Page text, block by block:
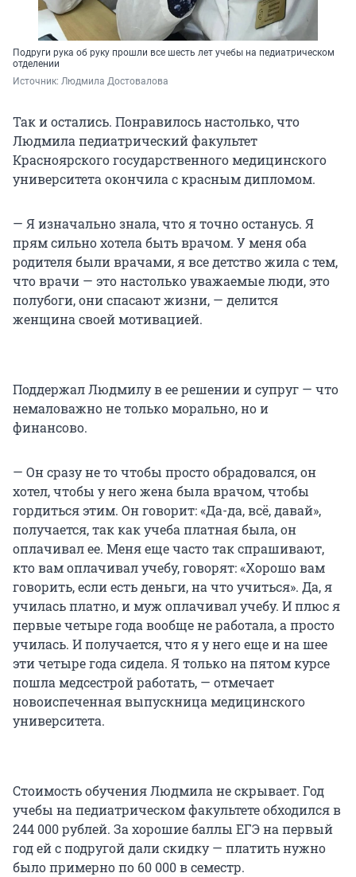
Подруги рука об руку прошли все шесть лет учебы на педиатрическом
отделении
Источник: Людмила Достовалова
Так и остались. Понравилось настолько, что
Людмила педиатрический факультет
Красноярского государственного медицинского
университета окончила с красным дипломом.
— Я изначально знала, что я точно останусь. Я
прям сильно хотела быть врачом. У меня оба
родителя были врачами, я все детство жила с тем,
что врачи — это настолько уважаемые люди, это
полубоги, они спасают жизни, — делится
женщина своей мотивацией.
Поддержал Людмилу в ее решении и супруг — что
немаловажно не только морально, но и
финансово.
— Он сразу не то чтобы просто обрадовался, он
хотел, чтобы у него жена была врачом, чтобы
гордиться этим. Он говорит: «Да-да, всё, давай»,
получается, так как учеба платная была, он
оплачивал ее. Меня еще часто так спрашивают,
кто вам оплачивал учебу, говорят: «Хорошо вам
говорить, если есть деньги, на что учиться». Да, я
училась платно, и муж оплачивал учебу. И плюс я
первые четыре года вообще не работала, а просто
училась. И получается, что я у него еще и на шее
эти четыре года сидела. Я только на пятом курсе
пошла медсестрой работать, — отмечает
новоиспеченная выпускница медицинского
университета.
Стоимость обучения Людмила не скрывает. Год
учебы на педиатрическом факультете обходился в
244 000рублей. За хорошие баллы ЕГЭ на первый
год ей с подругой дали скидку — платить нужно
было примерно по 60 000в семестр.